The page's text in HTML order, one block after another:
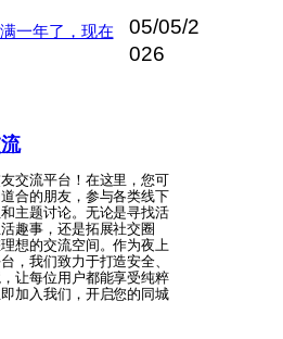
一年了，现在
05/05/2
026
交流平台！在这里，您可
合的朋友，参与各类线下
主题讨论。无论是寻找活
趣事，还是拓展社交圈
想的交流空间。作为夜上
，我们致力于打造安全、
让每位用户都能享受纯粹
加入我们，开启您的同城